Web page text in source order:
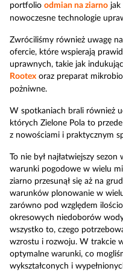
portfolio odmian na ziarno jak
nowoczesne technologie
Zwróciliśmy również uwagę
ofercie, które wspierają
uprawnych, takie jak
Rootex oraz preparat
pożniwne.
W spotkaniach brali również
których Zielone Pola to
z nowościami i praktycznym
To nie był najłatwiejszy
warunki pogodowe w wielu
ziarno przesunął się aż na
warunków plonowanie w
zarówno pod względem
okresowych niedoborów
wszystko to, czego
wzrostu i rozwoju. W trakcie
optymalne warunki, co
wykształconych i